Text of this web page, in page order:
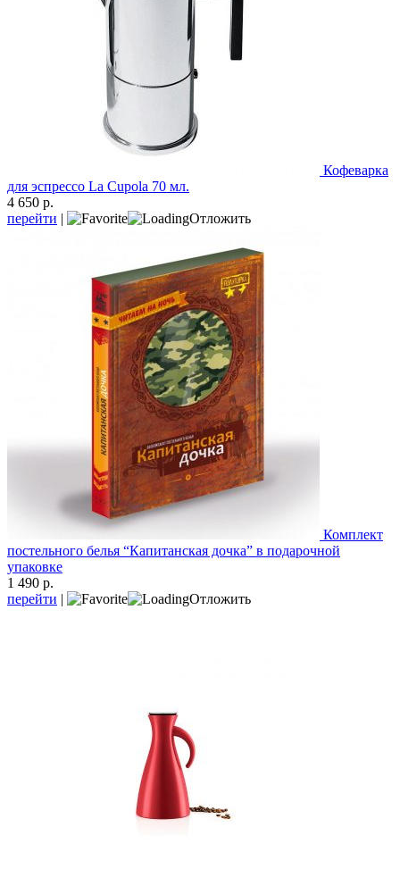
Кофеварка
для эспрессо La Cupola 70 мл.
4 650 р.
перейти | Отложить
Комплект
постельного белья “Капитанская дочка” в подарочной
упаковке
1 490 р.
перейти | Отложить